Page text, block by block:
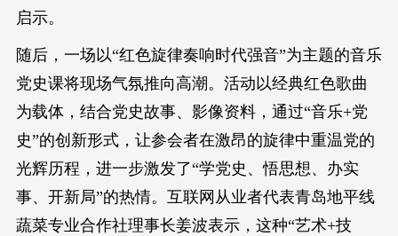
启示。
随后，一场以“红色旋律奏响时代强音”为主题的音乐
党史课将现场气氛推向高潮。活动以经典红色歌曲
为载体，结合党史故事、影像资料，通过“音乐+党
史”的创新形式，让参会者在激昂的旋律中重温党的
光辉历程，进一步激发了“学党史、悟思想、办实
事、开新局”的热情。互联网从业者代表青岛地平线
蔬菜专业合作社理事长姜波表示，这种“艺术+技